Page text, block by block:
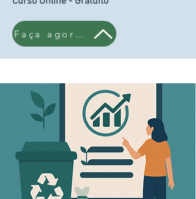
Faça agora!